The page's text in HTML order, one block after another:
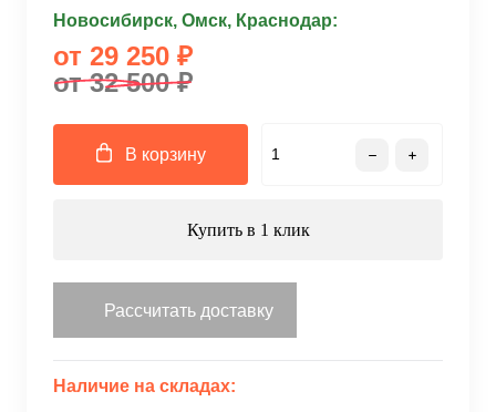
Новосибирск, Омск, Краснодар:
от 29 250 ₽
от 32 500 ₽
В корзину
Купить в 1 клик
Рассчитать доставку
Наличие на складах: